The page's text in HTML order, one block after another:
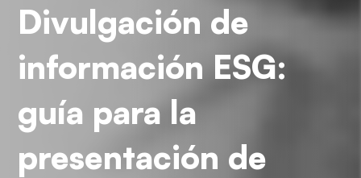
Divulgación de
información ESG:
guía para la
presentación de